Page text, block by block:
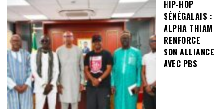
HIP-HOP
SÉNÉGALAIS :
ALPHA THIAM
RENFORCE
SON ALLIANCE
AVEC PBS